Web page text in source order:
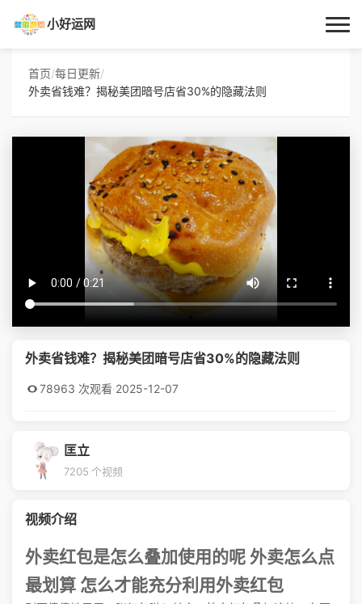
小好运网
首页
首页 /每日更新/
外卖省钱难？揭秘美团暗号店省30%的隐藏法则
外卖省钱难？揭秘美团暗号店省30%的隐藏法则
78963 次观看·2025-12-07
匡立
7205 个视频
视频介绍
外卖红包是怎么叠加使用的呢 外卖怎么点
最划算 怎么才能充分利用外卖红包